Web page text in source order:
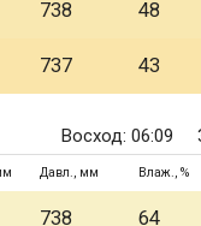
738 48
737 43
Восход: 06:09
Давл., мм Влаж., %
738 64